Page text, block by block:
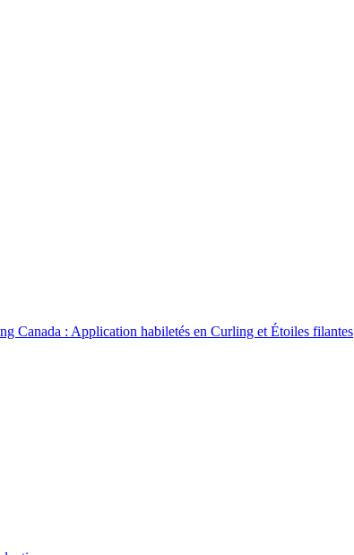
Canada : Application habiletés en Curling et Étoiles filantes